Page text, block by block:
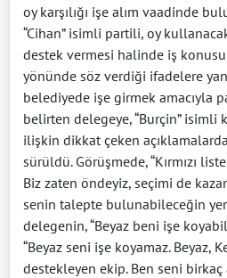
oy karşılığı işe alım vaadinde
“Cihan” isimli partili, oy
destek vermesi halinde iş
yönünde söz verdiği ifadelere
belediyede işe girmek amacıyla
belirten delegeye, “Burçin” isimli
ilişkin dikkat çeken
sürüldü. Görüşmede, “Kırmızı
Biz zaten öndeyiz, seçimi de
senin talepte bulunabileceğin
delegenin, “Beyaz beni işe
“Beyaz seni işe koyamaz. Beyaz,
destekleyen ekip. Ben seni